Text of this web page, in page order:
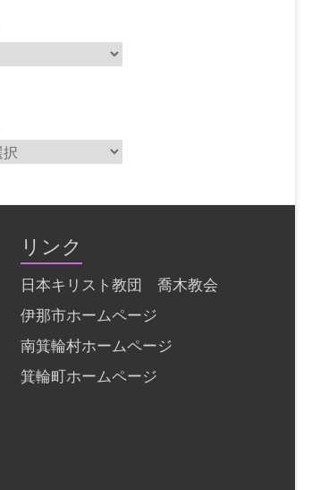
リンク
日本キリスト教団 喬木教会
伊那市ホームページ
南箕輪村ホームページ
箕輪町ホームページ